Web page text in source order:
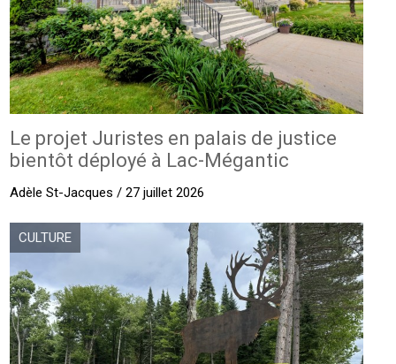
Le projet Juristes en palais de justice
bientôt déployé à Lac-Mégantic
Adèle St-Jacques / 27 juillet 2026
CULTURE